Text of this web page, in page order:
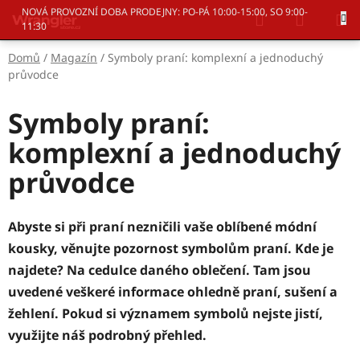
Přejít
obsah
NOVÁ PROVOZNÍ DOBA PRODEJNY: PO-PÁ 10:00-15:00, SO 9:00-
11:30
Hledat
KOŠÍK
Domů / Magazín / Symboly praní: komplexní a jednoduchý
průvodce
Symboly praní:
komplexní a jednoduchý
průvodce
Abyste si při praní nezničili vaše oblíbené módní
kousky, věnujte pozornost symbolům praní. Kde je
najdete? Na cedulce daného oblečení. Tam jsou
uvedené veškeré informace ohledně praní, sušení a
žehlení. Pokud si významem symbolů nejste jistí,
využijte náš podrobný přehled.